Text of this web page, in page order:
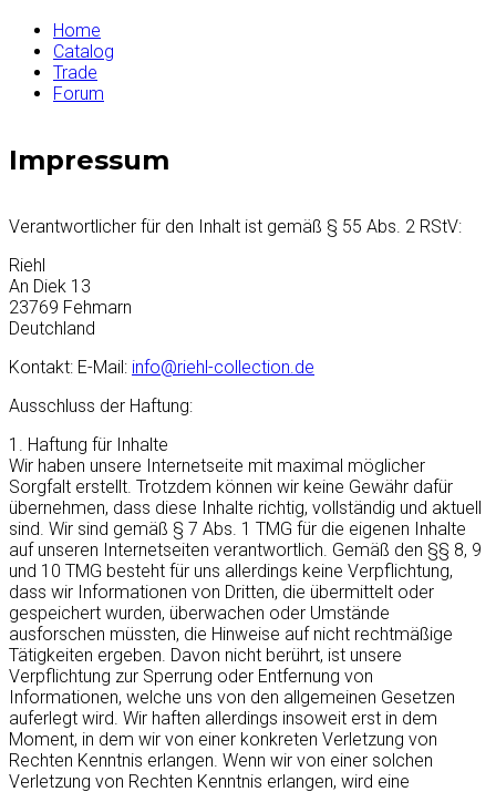
Home
Catalog
Trade
Forum
Impressum
Verantwortlicher für den Inhalt ist gemäß § 55 Abs. 2 RStV:
Riehl
An Diek 13
23769 Fehmarn
Deutchland
Kontakt: E-Mail: info@riehl-collection.de
Ausschluss der Haftung:
1. Haftung für Inhalte
Wir haben unsere Internetseite mit maximal möglicher
Sorgfalt erstellt. Trotzdem können wir keine Gewähr dafür
übernehmen, dass diese Inhalte richtig, vollständig und aktuell
sind. Wir sind gemäß § 7 Abs. 1 TMG für die eigenen Inhalte
auf unseren Internetseiten verantwortlich. Gemäß den §§ 8, 9
und 10 TMG besteht für uns allerdings keine Verpflichtung,
dass wir Informationen von Dritten, die übermittelt oder
gespeichert wurden, überwachen oder Umstände
ausforschen müssten, die Hinweise auf nicht rechtmäßige
Tätigkeiten ergeben. Davon nicht berührt, ist unsere
Verpflichtung zur Sperrung oder Entfernung von
Informationen, welche uns von den allgemeinen Gesetzen
auferlegt wird. Wir haften allerdings insoweit erst in dem
Moment, in dem wir von einer konkreten Verletzung von
Rechten Kenntnis erlangen. Wenn wir von einer solchen
Verletzung von Rechten Kenntnis erlangen, wird eine